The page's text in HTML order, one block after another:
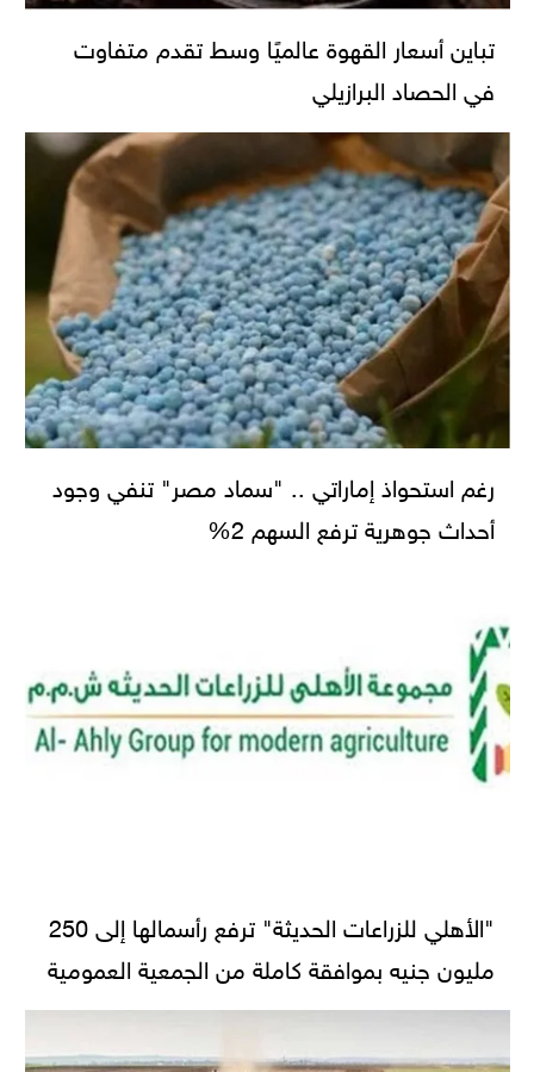
تباين أسعار القهوة عالميًا وسط تقدم متفاوت
في الحصاد البرازيلي
رغم استحواذ إماراتي .. "سماد مصر" تنفي وجود
أحداث جوهرية ترفع السهم 2%
"الأهلي للزراعات الحديثة" ترفع رأسمالها إلى 250
مليون جنيه بموافقة كاملة من الجمعية العمومية